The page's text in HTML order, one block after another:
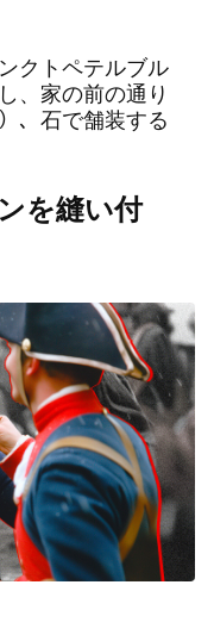
クトペテルブル
、家の前の通り
、石で舗装する
を縫い付